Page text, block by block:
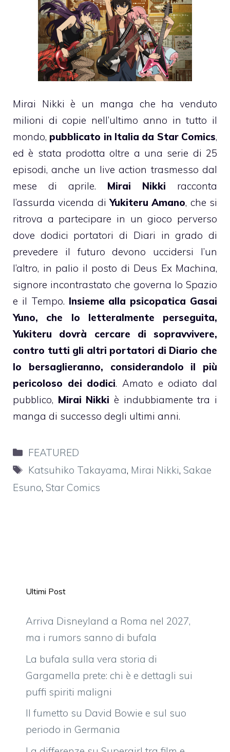
Mirai Nikki è un manga che ha venduto
milioni di copie nell’ultimo anno in tutto il
mondo, pubblicato in Italia da Star Comics,
ed è stata prodotta oltre a una serie di 25
episodi, anche un live action trasmesso dal
mese di aprile. Mirai Nikki racconta
l’assurda vicenda di Yukiteru Amano, che si
ritrova a partecipare in un gioco perverso
dove dodici portatori di Diari in grado di
prevedere il futuro devono uccidersi l’un
l’altro, in palio il posto di Deus Ex Machina,
signore incontrastato che governa lo Spazio
e il Tempo. Insieme alla psicopatica Gasai
Yuno, che lo letteralmente perseguita,
Yukiteru dovrà cercare di sopravvivere,
contro tutti gli altri portatori di Diario che
lo bersaglieranno, considerandolo il più
pericoloso dei dodici. Amato e odiato dal
pubblico, Mirai Nikki è indubbiamente tra i
manga di successo degli ultimi anni.
Categorie
FEATURED
Tag
Katsuhiko Takayama, Mirai Nikki,Sakae
Esuno, Star Comics
Ultimi Post
Arriva Disneyland a Roma nel 2027,
ma i rumors sanno di bufala
La bufala sulla vera storia di
Gargamella prete: chi è e dettagli sui
puffi spiriti maligni
Il fumetto su David Bowie e sul suo
periodo in Germania